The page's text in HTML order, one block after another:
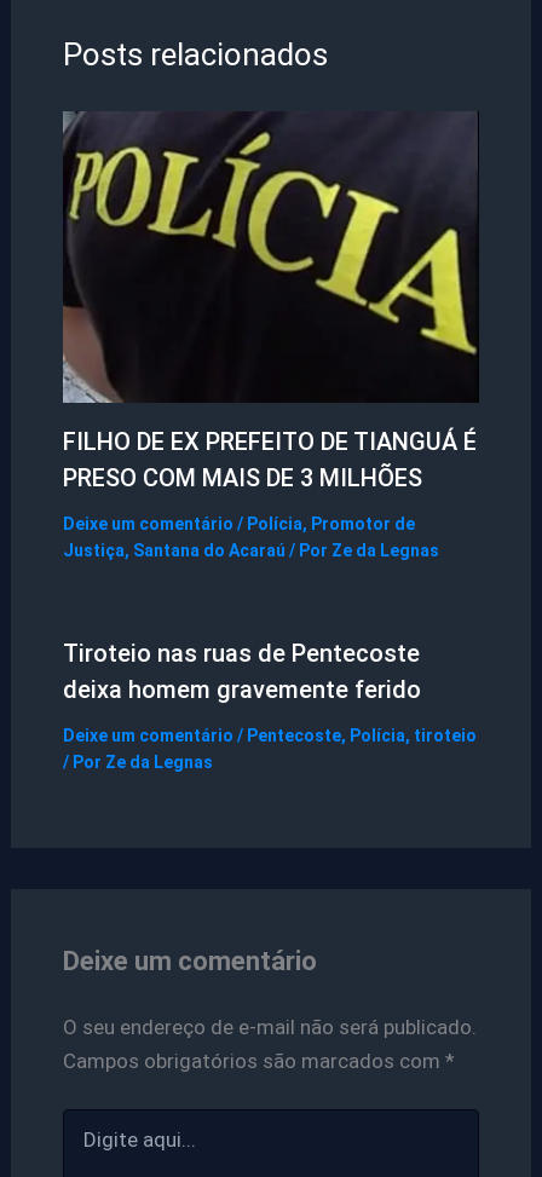
Posts relacionados
FILHO DE EX PREFEITO DE TIANGUÁ É
PRESO COM MAIS DE 3 MILHÕES
Deixe um comentário / Polícia, Promotor de
Justiça, Santana do Acaraú / Por Ze da Legnas
Tiroteio nas ruas de Pentecoste
deixa homem gravemente ferido
Deixe um comentário / Pentecoste, Polícia, tiroteio
/ Por Ze da Legnas
Deixe um comentário
O seu endereço de e-mail não será publicado.
Campos obrigatórios são marcados com *
aqui...